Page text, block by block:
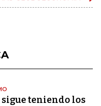
teniendo los